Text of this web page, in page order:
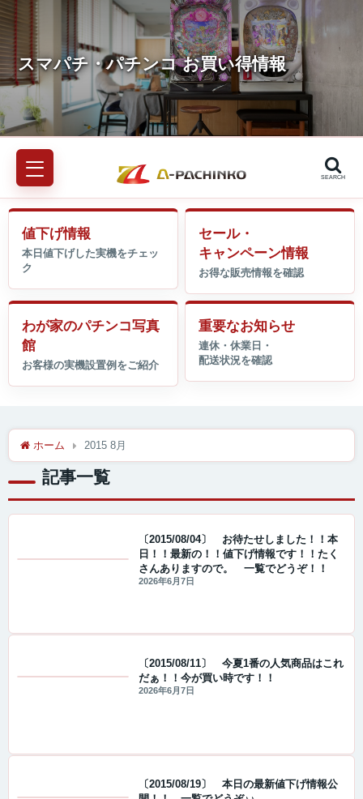
SEARCH
値下げ情報
セール・
キャンペーン情報
わが家のパチンコ写真
館
重要なお知らせ
ホーム 2015 8月
記事一覧
〔2015/08/04〕 お待たせしました！！本
日！！最新の！！値下げ情報です！！たく
さんありますので。 一覧でどうぞ！！
2026年6月7日
〔2015/08/11〕 今夏1番の人気商品はこれ
だぁ！！今が買い時です！！
2026年6月7日
〔2015/08/19〕 本日の最新値下げ情報公